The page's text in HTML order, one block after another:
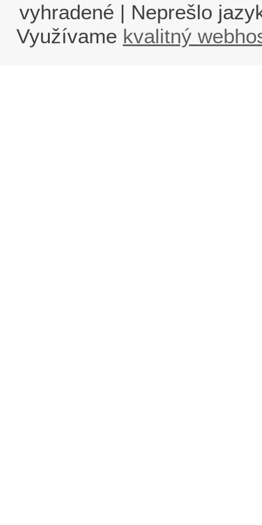
vyhradené | Neprešlo
Využívame kvalitný